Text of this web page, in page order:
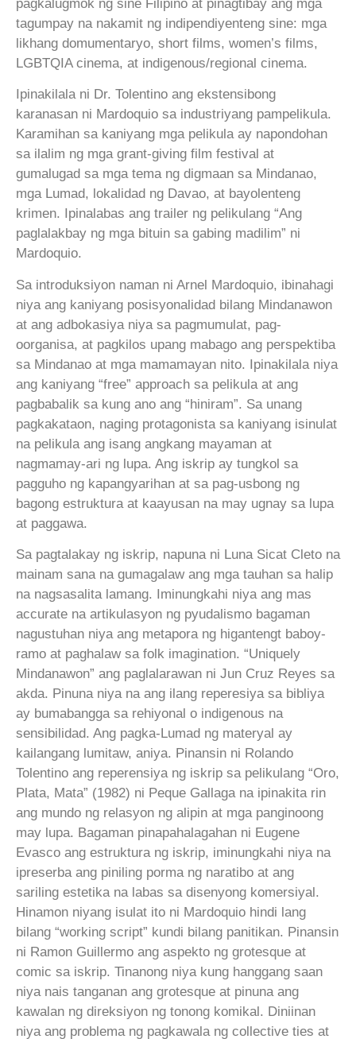
pagkalugmok ng sine Filipino at pinagtibay ang mga
tagumpay na nakamit ng indipendiyenteng sine: mga
likhang domumentaryo, short films, women’s films,
LGBTQIA cinema, at indigenous/regional cinema.
Ipinakilala ni Dr. Tolentino ang ekstensibong
karanasan ni Mardoquio sa industriyang pampelikula.
Karamihan sa kaniyang mga pelikula ay napondohan
sa ilalim ng mga grant-giving film festival at
gumalugad sa mga tema ng digmaan sa Mindanao,
mga Lumad, lokalidad ng Davao, at bayolenteng
krimen. Ipinalabas ang trailer ng pelikulang “Ang
paglalakbay ng mga bituin sa gabing madilim” ni
Mardoquio.
Sa introduksiyon naman ni Arnel Mardoquio, ibinahagi
niya ang kaniyang posisyonalidad bilang Mindanawon
at ang adbokasiya niya sa pagmumulat, pag-
oorganisa, at pagkilos upang mabago ang perspektiba
sa Mindanao at mga mamamayan nito. Ipinakilala niya
ang kaniyang “free” approach sa pelikula at ang
pagbabalik sa kung ano ang “hiniram”. Sa unang
pagkakataon, naging protagonista sa kaniyang isinulat
na pelikula ang isang angkang mayaman at
nagmamay-ari ng lupa. Ang iskrip ay tungkol sa
pagguho ng kapangyarihan at sa pag-usbong ng
bagong estruktura at kaayusan na may ugnay sa lupa
at paggawa.
Sa pagtalakay ng iskrip, napuna ni Luna Sicat Cleto na
mainam sana na gumagalaw ang mga tauhan sa halip
na nagsasalita lamang. Iminungkahi niya ang mas
accurate na artikulasyon ng pyudalismo bagaman
nagustuhan niya ang metapora ng higantengt baboy-
ramo at paghalaw sa folk imagination. “Uniquely
Mindanawon” ang paglalarawan ni Jun Cruz Reyes sa
akda. Pinuna niya na ang ilang reperesiya sa bibliya
ay bumabangga sa rehiyonal o indigenous na
sensibilidad. Ang pagka-Lumad ng materyal ay
kailangang lumitaw, aniya. Pinansin ni Rolando
Tolentino ang reperensiya ng iskrip sa pelikulang “Oro,
Plata, Mata” (1982) ni Peque Gallaga na ipinakita rin
ang mundo ng relasyon ng alipin at mga panginoong
may lupa. Bagaman pinapahalagahan ni Eugene
Evasco ang estruktura ng iskrip, iminungkahi niya na
ipreserba ang piniling porma ng naratibo at ang
sariling estetika na labas sa disenyong komersiyal.
Hinamon niyang isulat ito ni Mardoquio hindi lang
bilang “working script” kundi bilang panitikan. Pinansin
ni Ramon Guillermo ang aspekto ng grotesque at
comic sa iskrip. Tinanong niya kung hanggang saan
niya nais tanganan ang grotesque at pinuna ang
kawalan ng direksiyon ng tonong komikal. Diniinan
niya ang problema ng pagkawala ng collective ties at